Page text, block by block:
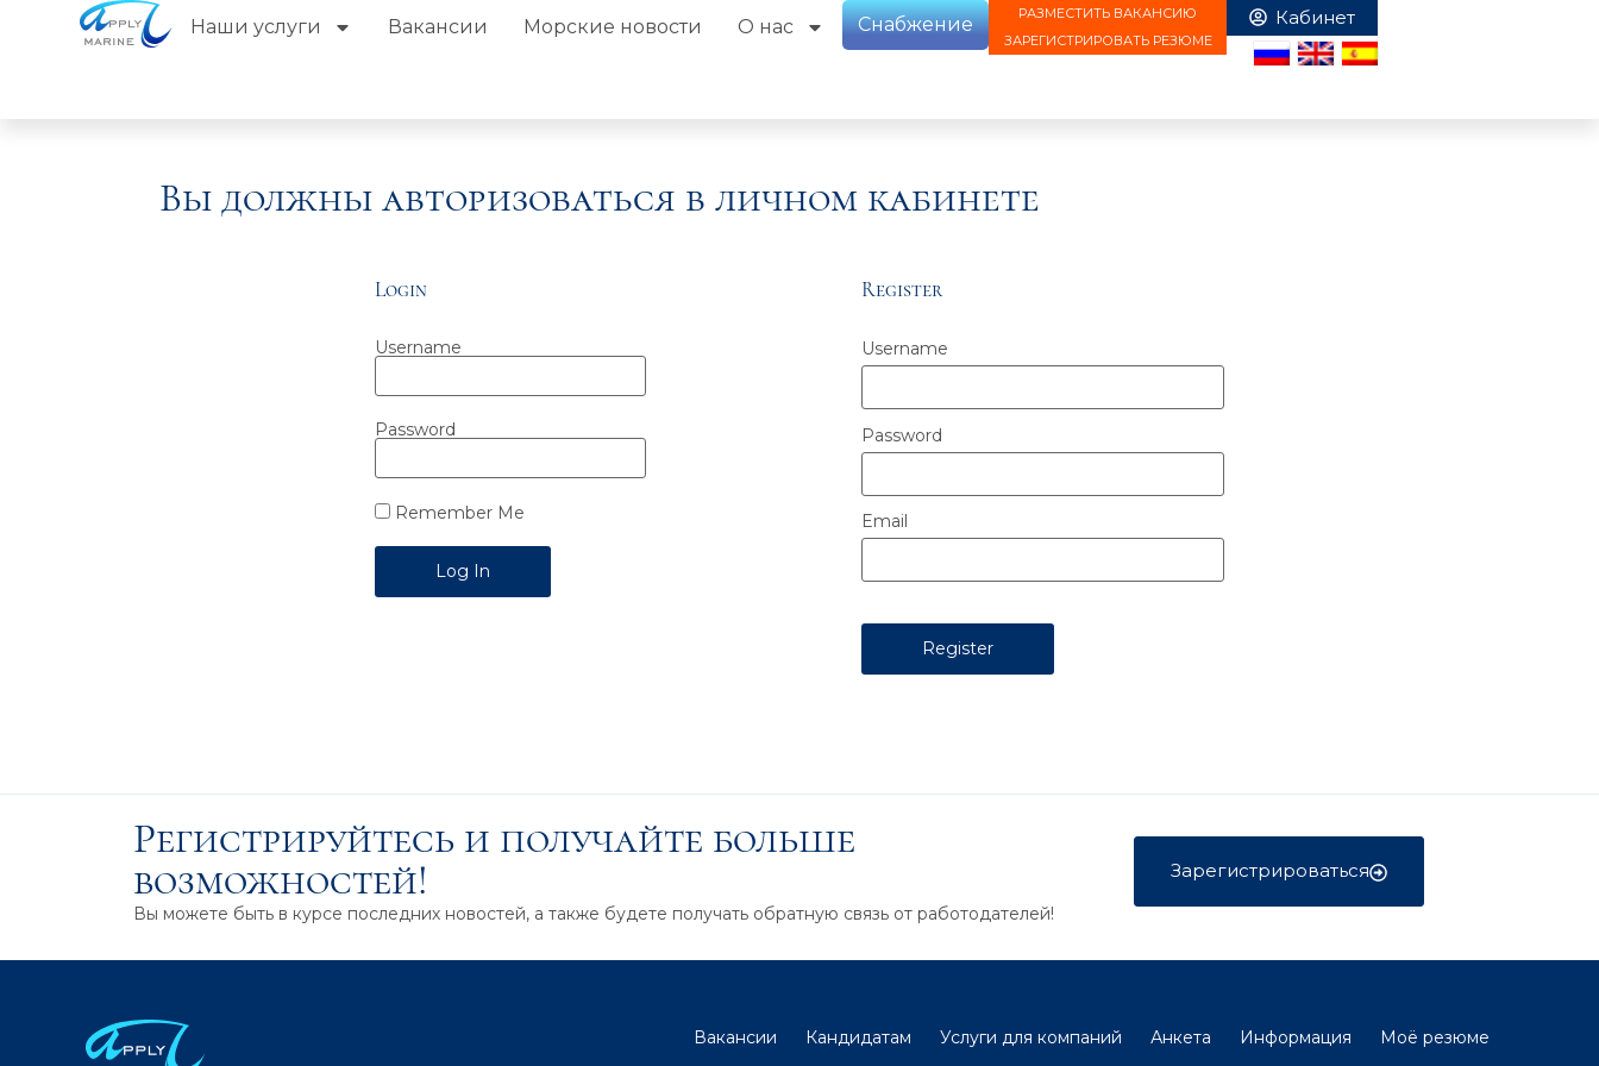
Наши услуги Вакансии Морские новости О нас Снабжение
РАЗМЕСТИТЬ ВАКАНСИЮ
ЗАРЕГИСТРИРОВАТЬ РЕЗЮМЕ
Вы должны авторизоваться в личном кабинете
Login
Username
Password
Remember Me
Register
Username
Password
Email
Регистрируйтесь и получайте больше
возможностей!
Вы можете быть в курсе последних новостей, а также будете получать обратную связь от работодателей!
Зарегистрироваться
Вакансии Кандидатам Услуги для компаний Анкета Информация
Моё резюме